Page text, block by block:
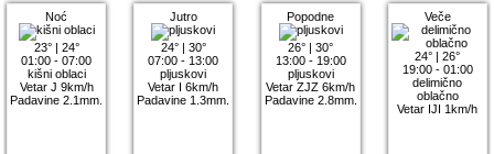
Noć
23°| 24°
01:00 - 07:00
kišni oblaci
Vetar J 9km/h
Padavine 2.1mm.
Jutro
24°| 30°
07:00 - 13:00
pljuskovi
Vetar I 6km/h
Padavine 1.3mm.
Popodne
26° |30°
13:00 - 19:00
pljuskovi
Vetar ZJZ 6km/h
Padavine 2.8mm.
Veče
24° |26°
19:00 - 01:00
delimično
oblačno
Vetar IJI 1km/h